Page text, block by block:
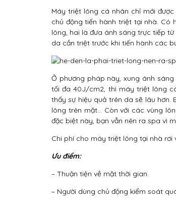
Máy triệt lông cá nhân chỉ mới
chủ động tiến hành triệt tại nhà.
lông, hai là đưa ánh sáng trực tiếp
da cần triệt trước khi tiến hành các
Ở phương pháp này, xung ánh
tối đa 40J/cm2, thì máy triệt lông
thấy sự hiệu quả trên da sẽ lâu
lông trên mặt… Còn với các vùng
đặc biệt này, bạn vẫn nên ra spa vì
Chi phí cho máy triệt lông tại nhà
Ưu điểm:
– Thuận tiện về mặt thời gian.
– Người dùng chủ động kiểm soát